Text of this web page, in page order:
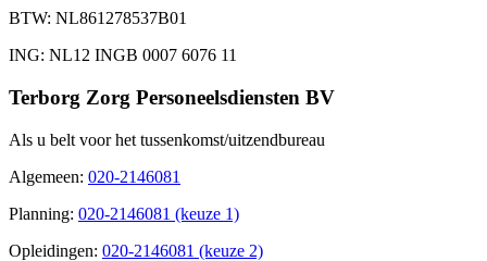
BTW: NL861278537B01
ING: NL12 INGB 0007 6076 11
Terborg Zorg Personeelsdiensten BV
Als u belt voor het tussenkomst/uitzendbureau
Algemeen: 020-2146081
Planning: 020-2146081 (keuze 1)
Opleidingen: 020-2146081 (keuze 2)